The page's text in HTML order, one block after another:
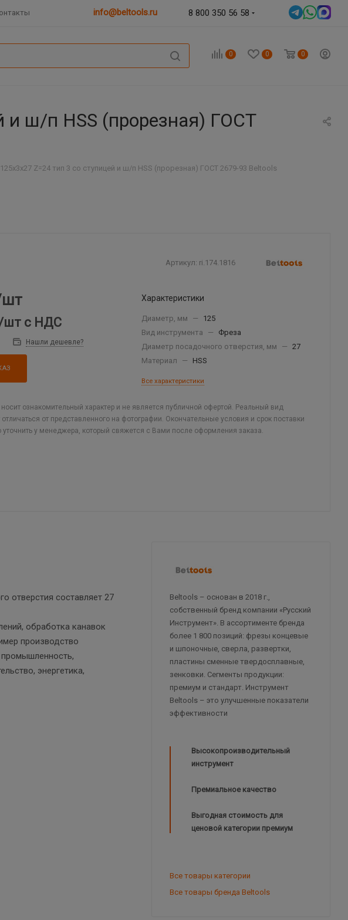
info@beltools.ru 8 800 350 56 58
0 0 0
и ш/п HSS (прорезная) ГОСТ
Z=24 тип 3 со ступицей и ш/п HSS (прорезная) ГОСТ 2679-93 Beltools
Артикул: ri.174.1816
шт с НДС
Нашли дешевле?
Характеристики
Диаметр, мм —
125
Вид инструмента
—
Фреза
Диаметр посадочного отверстия, мм
— 27
Материал
— HSS
Все характеристики
ознакомительный характер и не является публичной офертой. Реальный вид
от представленного на фотографии. Окончательные условия и срок поставки
у менеджера, который свяжется с Вами после оформления заказа.
отверстия составляет 27
обработка канавок
производство
энергетика,
Beltools – основан в 2018 г.,
собственный бренд компании «Русский
Инструмент». В ассортименте бренда
более 1 800 позиций: фрезы концевые
и шпоночные, сверла, развертки,
пластины сменные твердосплавные,
зенковки. Сегменты продукции:
премиум и стандарт. Инструмент
Beltools – это улучшенные показатели
эффективности
Высокопроизводительный
инструмент
Премиальное качество
Выгодная стоимость для
ценовой категории премиум
Все товары категории
Все товары бренда Beltools